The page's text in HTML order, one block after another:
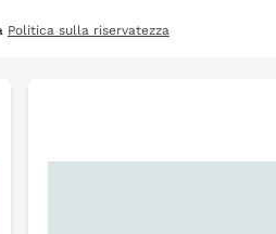
Politica sulla riservatezza